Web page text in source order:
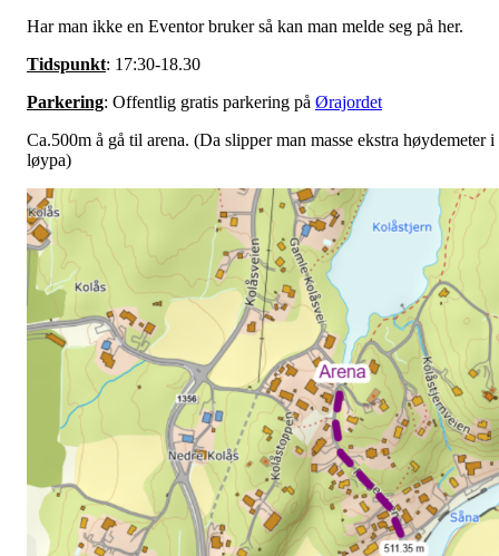
Har man ikke en Eventor bruker så kan man melde seg på her.
Tidspunkt: 17:30-18.30
Parkering: Offentlig gratis parkering på Ørajordet
Ca.500m å gå til arena. (Da slipper man masse ekstra høydemeter i
løypa)